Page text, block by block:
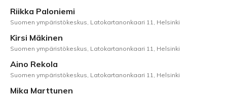
Riikka Paloniemi
Suomen ympäristökeskus, Latokartanonkaari 11, Helsinki
Kirsi Mäkinen
Suomen ympäristökeskus, Latokartanonkaari 11, Helsinki
Aino Rekola
Suomen ympäristökeskus, Latokartanonkaari 11, Helsinki
Mika Marttunen